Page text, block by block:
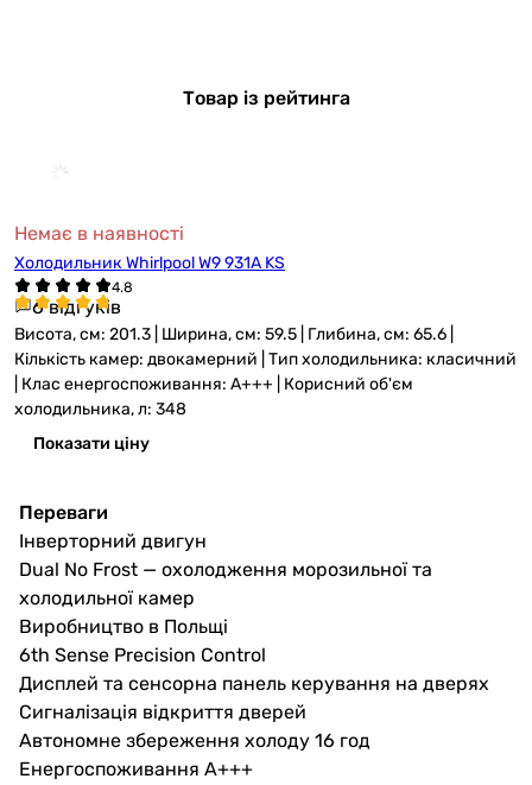
Товар із рейтинга
Немає в наявності
Холодильник Whirlpool W9 931A KS
6 відгуків
Висота, см: 201.3 | Ширина, см: 59.5 | Глибина, см: 65.6 |
Кількість камер: двокамерний | Тип холодильника: класичний
| Клас енергоспоживання: A+++ | Корисний об'єм
холодильника, л: 348
Показати ціну
Переваги
Інверторний двигун
Dual No Frost — охолодження морозильної та
холодильної камер
Виробництво в Польщі
6th Sense Precision Control
Дисплей та сенсорна панель керування на дверях
Сигналізація відкриття дверей
Автономне збереження холоду 16 год
Енергоспоживання А+++